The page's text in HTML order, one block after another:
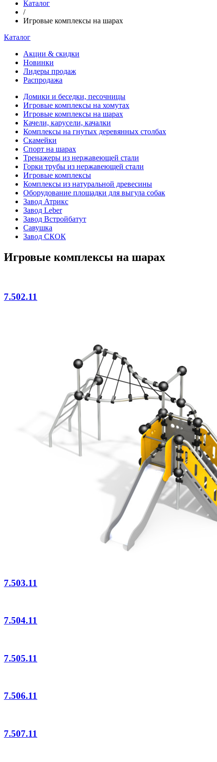
Каталог
/
Игровые комплексы на шарах
Каталог
Акции & скидки
Новинки
Лидеры продаж
Распродажа
Домики и беседки, песочницы
Игровые комплексы на хомутах
Игровые комплексы на шарах
Качели, карусели, качалки
Комплексы на гнутых деревянных столбах
Скамейки
Спорт на шарах
Тренажеры из нержавеющей стали
Горки трубы из нержавеющей стали
Игровые комплексы
Комплексы из натуральной древесины
Оборудование площадки для выгула собак
Завод Атрикс
Завод Leber
Завод Встройбатут
Савушка
Завод СКОК
Игровые комплексы на шарах
7.502.11
7.503.11
7.504.11
7.505.11
7.506.11
7.507.11